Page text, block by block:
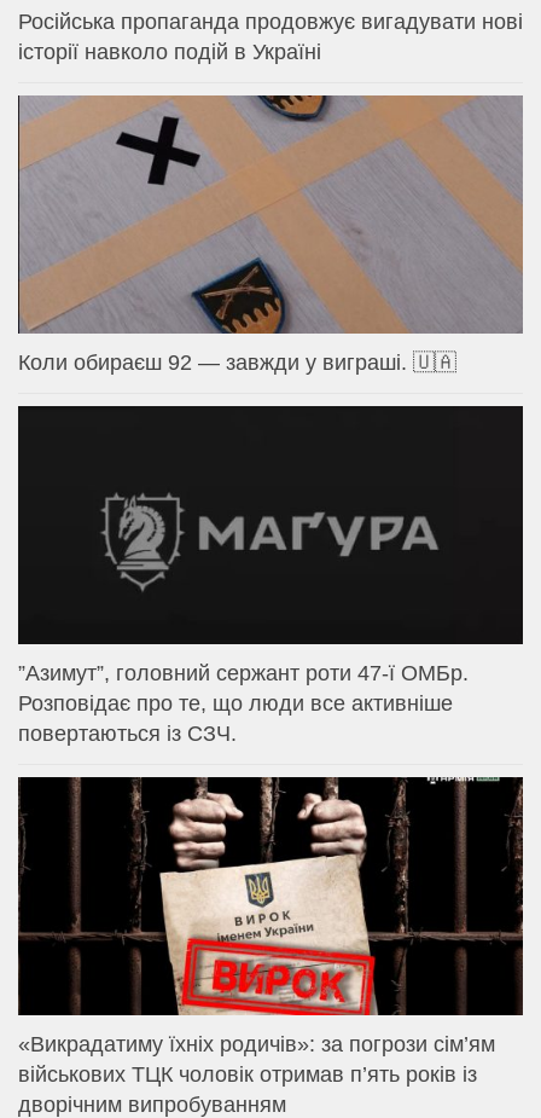
Російська пропаганда продовжує вигадувати нові
історії навколо подій в Україні
Коли обираєш 92 — завжди у виграші. 🇺🇦
⁨”Азимут”, головний сержант роти 47-ї ОМБр.
Розповідає про те, що люди все активніше
повертаються із СЗЧ.
«Викрадатиму їхніх родичів»: за погрози сім’ям
військових ТЦК чоловік отримав п’ять років із
дворічним випробуванням